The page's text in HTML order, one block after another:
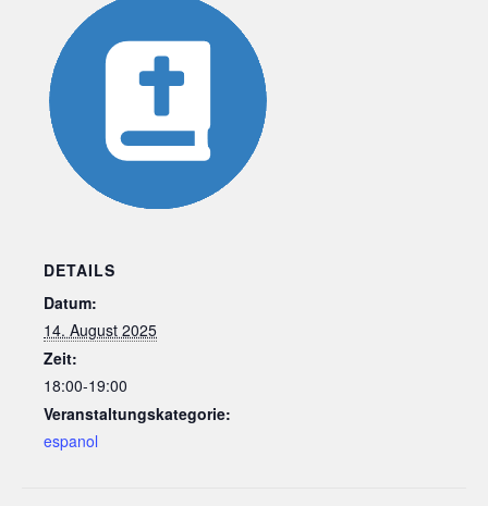
DETAILS
Datum:
14. August 2025
Zeit:
18:00-19:00
Veranstaltungskategorie:
espanol